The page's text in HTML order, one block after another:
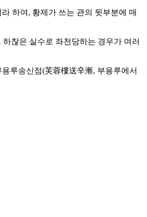
하여, 황제가 쓰는 관의 뒷부분에 매
찮은 실수로 좌천당하는 경우가 여러
루송신점(芙蓉樓送辛漸, 부용루에서